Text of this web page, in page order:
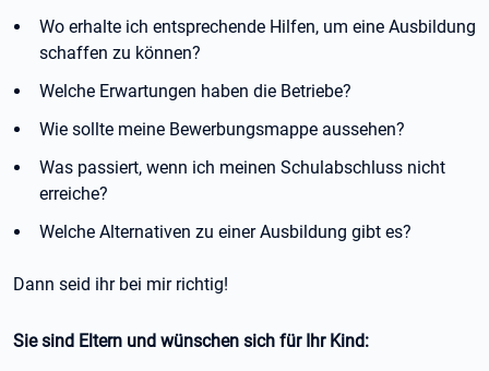
Wo erhalte ich entsprechende Hilfen, um eine Ausbildung
schaffen zu können?
Welche Erwartungen haben die Betriebe?
Wie sollte meine Bewerbungsmappe aussehen?
Was passiert, wenn ich meinen Schulabschluss nicht
erreiche?
Welche Alternativen zu einer Ausbildung gibt es?
Dann seid ihr bei mir richtig!
Sie sind Eltern und wünschen sich für Ihr Kind: